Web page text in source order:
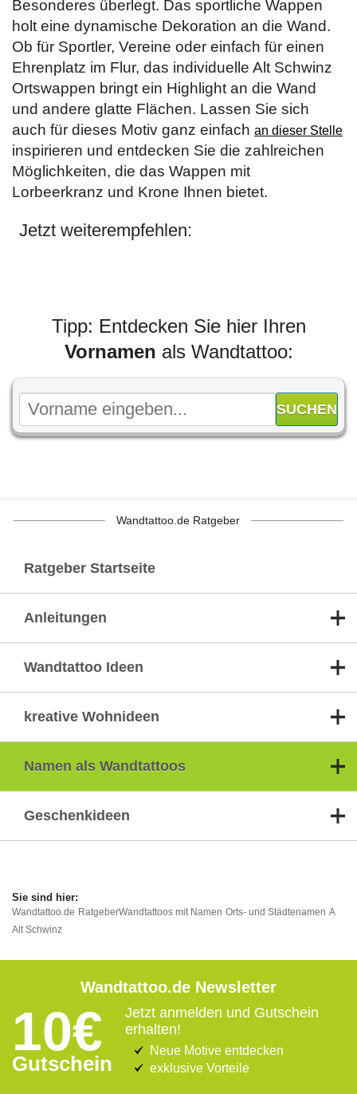
Besonderes überlegt. Das sportliche Wappen
holt eine dynamische Dekoration an die Wand.
Ob für Sportler, Vereine oder einfach für einen
Ehrenplatz im Flur, das individuelle Alt Schwinz
Ortswappen bringt ein Highlight an die Wand
und andere glatte Flächen. Lassen Sie sich
auch für dieses Motiv ganz einfach an dieser Stelle
inspirieren und entdecken Sie die zahlreichen
Möglichkeiten, die das Wappen mit
Lorbeerkranz und Krone Ihnen bietet.
Jetzt weiterempfehlen:
Tipp: Entdecken Sie hier Ihren
Vornamen als Wandtattoo:
Wandtattoo.de Ratgeber
Ratgeber Startseite
Anleitungen
Wandtattoo Ideen
kreative Wohnideen
Namen als Wandtattoos
Geschenkideen
Wandtattoo.de RatgeberWandtattoos mit Namen Orts- und Städtenamen A
Alt Schwinz
Wandtattoo.de Newsletter
10€
Gutschein
Jetzt anmelden und Gutschein
erhalten!
Neue Motive entdecken
exklusive Vorteile